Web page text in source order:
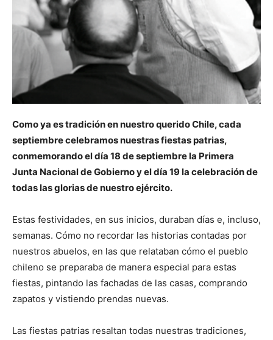
Como ya es tradición en nuestro querido Chile, cada
septiembre celebramos nuestras fiestas patrias,
conmemorando el día 18 de septiembre la Primera
Junta Nacional de Gobierno y el día 19 la celebración de
todas las glorias de nuestro ejército.
Estas festividades, en sus inicios, duraban días e, incluso,
semanas. Cómo no recordar las historias contadas por
nuestros abuelos, en las que relataban cómo el pueblo
chileno se preparaba de manera especial para estas
fiestas, pintando las fachadas de las casas, comprando
zapatos y vistiendo prendas nuevas.
Las fiestas patrias resaltan todas nuestras tradiciones,